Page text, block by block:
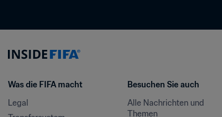
Was die FIFA macht
Legal
Besuchen Sie auch
Alle Nachrichten und
Themen